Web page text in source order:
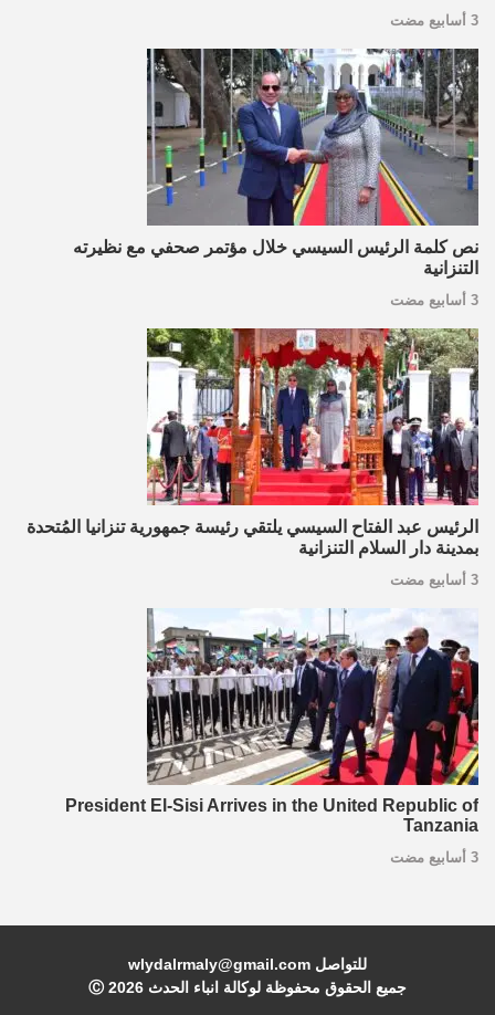
3 أسابيع مضت
نص كلمة الرئيس السيسي خلال مؤتمر صحفي مع نظيرته
التنزانية
3 أسابيع مضت
الرئيس عبد الفتاح السيسي يلتقي رئيسة جمهورية تنزانيا المُتحدة
بمدينة دار السلام التنزانية
3 أسابيع مضت
President El-Sisi Arrives in the United Republic of
Tanzania
3 أسابيع مضت
للتواصل wlydalrmaly@gmail.com
جميع الحقوق محفوظة لوكالة انباء الحدث Ⓒ 2026